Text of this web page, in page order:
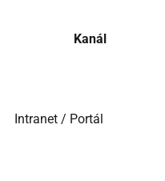
Kanál
Intranet / Portál